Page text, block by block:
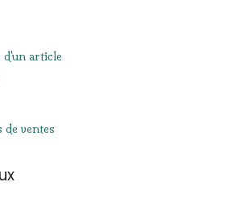
article
ventes